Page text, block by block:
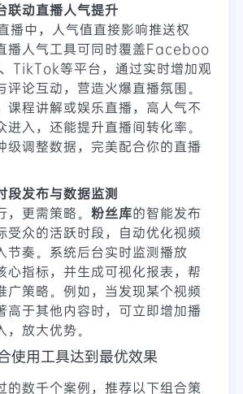
联动直播人气提升
中，人气值直接影响推送权
播人气工具可同时覆盖Faceboo
TikTok等平台，通过实时增加观
评论互动，营造火爆直播氛围。
课程讲解或娱乐直播，高人气不
进入，还能提升直播间转化率。
级调整数据，完美配合你的直播
段发布与数据监测
更需策略。 粉丝库的智能发布
受众的活跃时段，自动优化视频
节奏。系统后台实时监测播放
心指标，并生成可视化报表，帮
广策略。例如，当发现某个视频
高于其他内容时，可立即增加播
放大优势。
使用工具达到最优效果
的数千个案例，推荐以下组合策